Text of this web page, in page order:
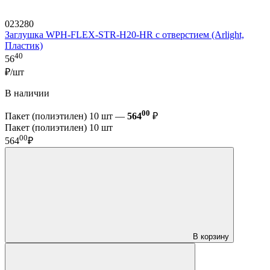
023280
Заглушка WPH-FLEX-STR-H20-HR с отверстием (Arlight,
Пластик)
5640
₽/шт
В наличии
Пакет (полиэтилен) 10 шт — 56400 ₽
Пакет (полиэтилен) 10 шт
56400₽
В корзину